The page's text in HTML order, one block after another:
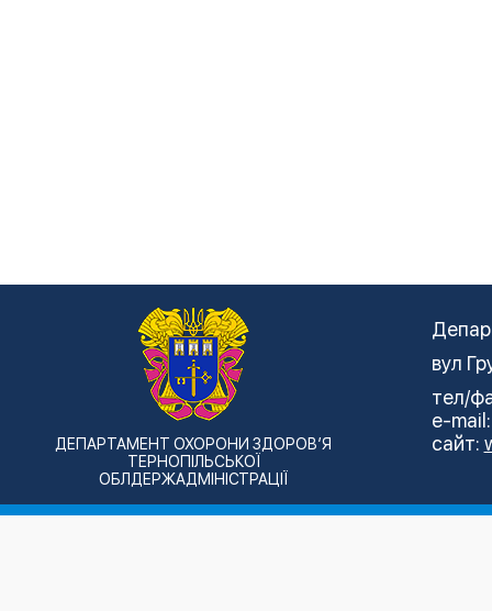
ДЕПАРТАМЕНТ ОХОРОНИ ЗДОРОВ’Я
ТЕРНОПІЛЬСЬКОЇ
ОБЛДЕРЖАДМІНІСТРАЦІЇ
вул
тел/
e-
сайт: